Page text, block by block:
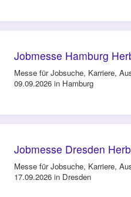
Jobmesse Hamburg
Messe für Jobsuche, Karriere,
09.09.2026 in Hamburg
Jobmesse Dresden
Messe für Jobsuche, Karriere,
17.09.2026 in Dresden